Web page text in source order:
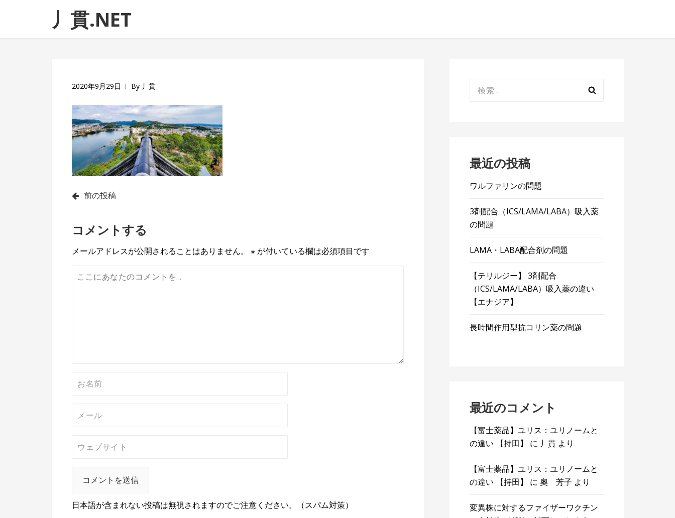
ゲ
テ丿貫.NET
2020年9月29日 By 丿貫
投
ナ
ビ
ゲ
前の投稿
コメントする
メールアドレスが公開されることはありません。 ※ が付いている欄は必須項目です
日本語が含まれない投稿は無視されますのでご注意ください。（スパム対策）
索:
最近の投稿
ワルファリンの問題
3剤配合（ICS/LAMA/LABA）吸入薬
の問題
LAMA・LABA配合剤の問題
【テリルジー】 3剤配合
（ICS/LAMA/LABA）吸入薬の違い
【エナジア】
長時間作用型抗コリン薬の問題
最近のコメント
【富士薬品】ユリス：ユリノームと
の違い 【持田】
に 丿貫 より
【富士薬品】ユリス：ユリノームと
の違い 【持田】
に奧 芳子 より
変異株に対するファイザーワクチン